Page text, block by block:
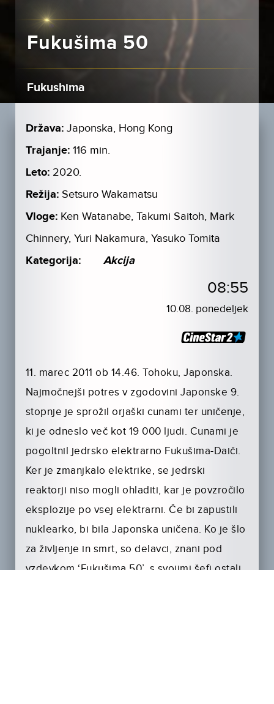
Fukušima 50
Fukushima
Država: Japonska, Hong Kong
Trajanje: 116 min.
Leto: 2020.
Režija: Setsuro Wakamatsu
Vloge: Ken Watanabe, Takumi Saitoh, Mark
Chinnery, Yuri Nakamura, Yasuko Tomita
Kategorija: Akcija
08:55
10.08. ponedeljek
11. marec 2011 ob 14.46. Tohoku, Japonska.
Najmočnejši potres v zgodovini Japonske 9.
stopnje je sprožil orjaški cunami ter uničenje,
ki je odneslo več kot 19 000 ljudi. Cunami je
pogoltnil jedrsko elektrarno Fukušima-Daiči.
Ker je zmanjkalo elektrike, se jedrski
reaktorji niso mogli ohladiti, kar je povzročilo
eksplozije po vsej elektrarni. Če bi zapustili
nuklearko, bi bila Japonska uničena. Ko je šlo
za življenje in smrt, so delavci, znani pod
vzdevkom ‘Fukušima 50’, s svojimi šefi ostali